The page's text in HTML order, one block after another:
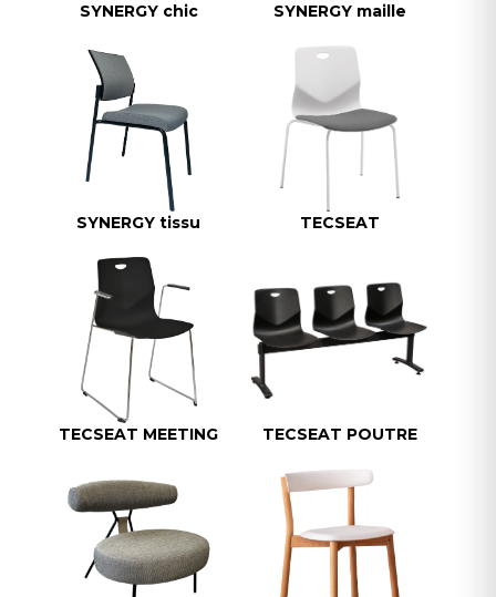
SYNERGY chic SYNERGY maille
SYNERGY tissu TECSEAT
TECSEAT MEETING TECSEAT POUTRE